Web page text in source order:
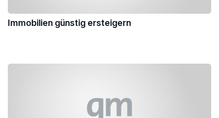
Immobilien günstig ersteigern